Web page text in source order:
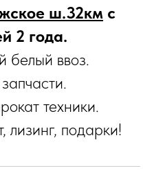
ш.32км с
2 года.
белый ввоз.
техники.
лизинг, подарки!